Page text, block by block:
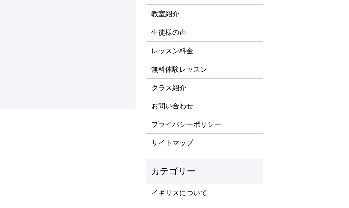
教室紹介
生徒様の声
レッスン料金
無料体験レッスン
クラス紹介
お問い合わせ
プライバシーポリシー
サイトマップ
イギリスについて